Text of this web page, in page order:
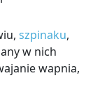
szpinaku,
w nich
wapnia,